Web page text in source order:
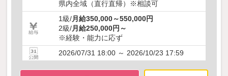
県内全域（直行直帰）※相談可
1級/月給350,000～550,000円
2級/月給250,000円～
※経験・能力に応ず
2026/07/31 18:00 ～ 2026/10/23 17:59